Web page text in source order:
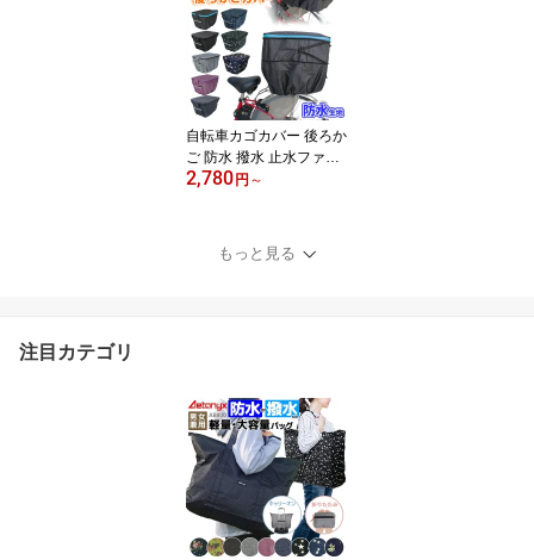
量 メッシュ 高校生 カッ
パ 雨具 学生 作業用 公式
アエトニクス ミヤコート
自転車カゴカバー 後ろか
ご 防水 撥水 止水ファス
ナー 二段式 自転車 後ろ
アップ レインカバー レ
イングッズ 雨 通勤 通学
2,780円 ～
もっと見る
注目カテゴリ